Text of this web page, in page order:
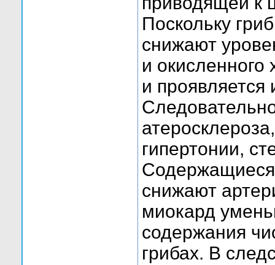
Поскольку
снижают
и окисленного
и
гипертонии,
Содержащиеся
снижают
миокард
содержания
грибах. В